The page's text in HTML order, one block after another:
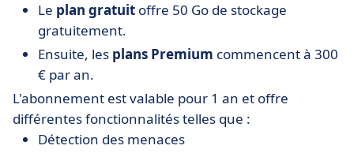
Le plan gratuit offre 50 Go de stockage
gratuitement.
Ensuite, les plans Premium commencent à 300
€ par an.
L'abonnement est valable pour 1 an et offre
différentes fonctionnalités telles que :
Détection des menaces